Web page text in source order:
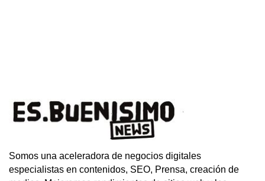
Somos una aceleradora de negocios digitales
especialistas en contenidos, SEO, Prensa, creación de